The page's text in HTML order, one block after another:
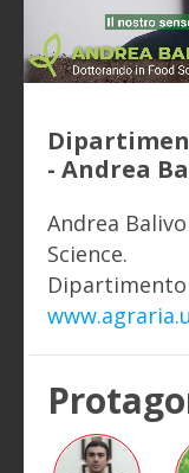
- Andrea
Andrea
Science.
Dipartimento